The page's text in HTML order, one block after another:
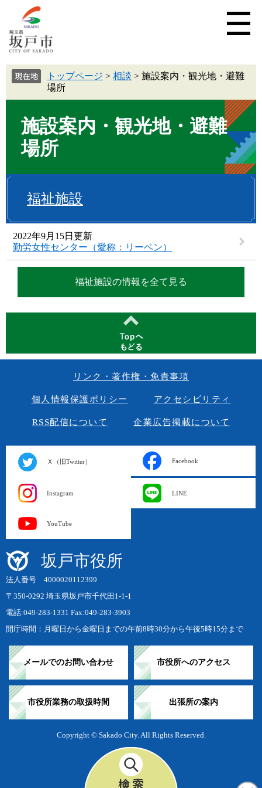
トップページ > 相談 > 施設案内・観光地・避難
場所
施設案内・観光地・避難
場所
福祉施設
2022年9月15日更新
勤労女性センター（愛称：リーベン）
福祉施設の情報を全て見る
リンク・著作権・免責事項
個人情報保護ポリシー アクセシビリティ
RSS配信について 企業広告掲載について
Ｘ（旧Twitter） Facebook
Instagram LINE
YouTube
坂戸市役所
法人番号 4000020112399
〒350-0292 埼玉県坂戸市千代田1-1-1
電話:049-283-1331 Fax:049-283-3903
開庁時間：月曜日から金曜日までの午前8時30分から午後5時15分まで
メールでのお問い合わせ 市役所へのアクセス
市役所業務の取扱時間 出張所の案内
Copyright © Sakado City. All Rights Reserved.